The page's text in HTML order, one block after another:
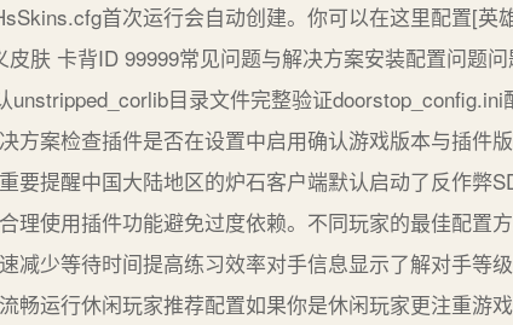
首次运行会自动创建。你可以在这里配置[英
肤 卡背ID 99999常见问题与解决方案安装配置问题
unstripped_corlib目录文件完整验证
方案检查插件是否在设置中启用确认游戏版本与插件
要提醒中国大陆地区的炉石客户端默认启动了反作弊
理使用插件功能避免过度依赖。不同玩家的最佳配置
减少等待时间提高练习效率对手信息显示了解对手等
畅运行休闲玩家推荐配置如果你是休闲玩家更注重游